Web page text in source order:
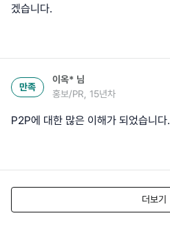
겠습니다.
만족
이옥* 님
홍보/PR, 15년차
P2P에 대한 많은 이해가 되었습니다.
더보기